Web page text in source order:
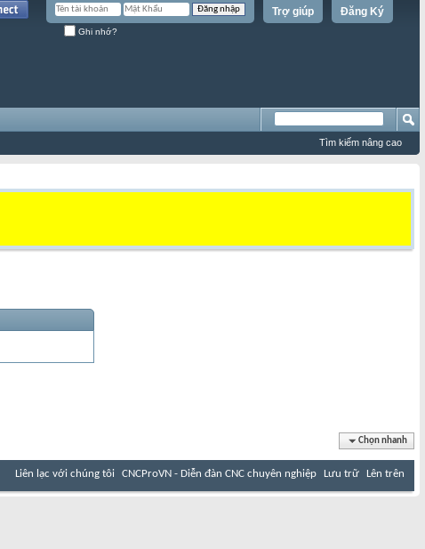
Đăng Ký
Trợ giúp
Ghi nhớ?
Tìm kiếm nâng cao
Chọn nhanh
Liên lạc với chúng tôi CNCProVN - Diễn đàn CNC chuyên nghiệp Lưu trữ Lên trên